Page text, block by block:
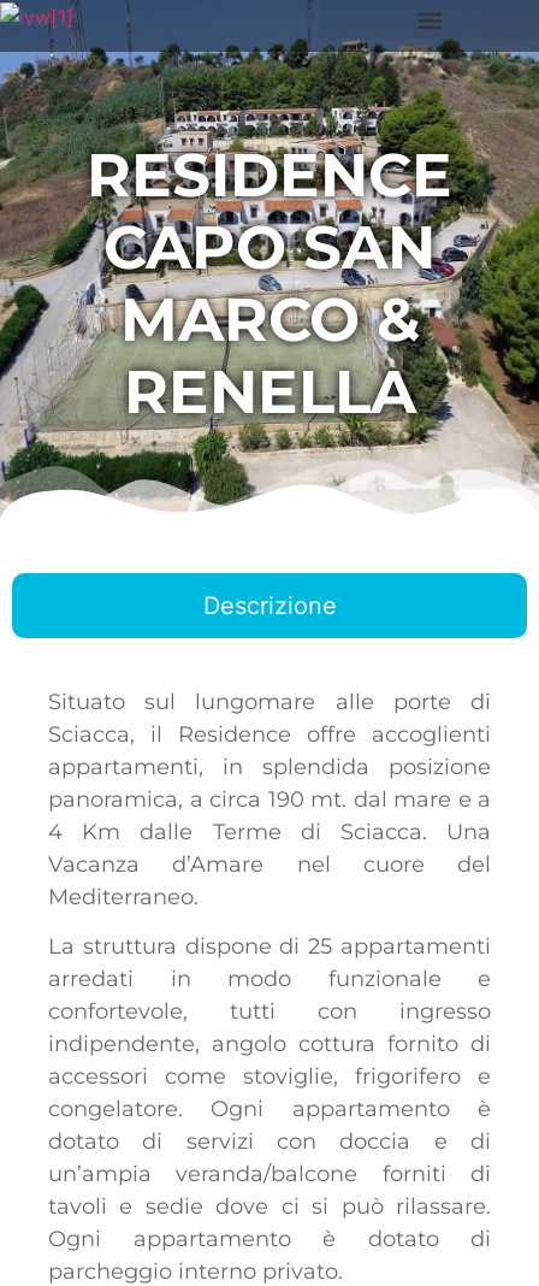
RESIDENCE
CAPO SAN
MARCO &
RENELLA
Descrizione
Situato sul lungomare alle porte di
Sciacca, il Residence offre accoglienti
appartamenti, in splendida posizione
panoramica, a circa 190 mt. dal mare e a
4 Km dalle Terme di Sciacca. Una
Vacanza d’Amare nel cuore del
Mediterraneo.
La struttura dispone di 25 appartamenti
arredati in modo funzionale e
confortevole, tutti con ingresso
indipendente, angolo cottura fornito di
accessori come stoviglie, frigorifero e
congelatore. Ogni appartamento è
dotato di servizi con doccia e di
un’ampia veranda/balcone forniti di
tavoli e sedie dove ci si può rilassare.
Ogni appartamento è dotato di
parcheggio interno privato.